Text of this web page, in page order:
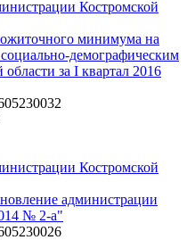
Костромской
минимума на
демографическим
за I квартал 2016
Костромской
администрации
№ 2-а"